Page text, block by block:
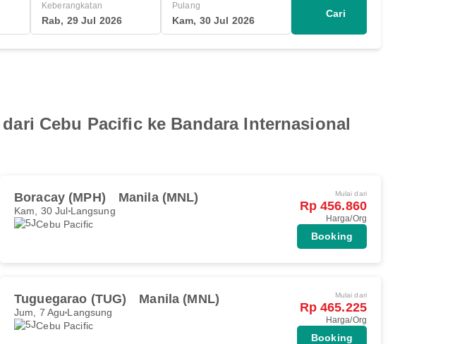
Keberangkatan
Rab, 29 Jul 2026
Pulang
Kam, 30 Jul 2026
Cari
Cebu Pacific ke Bandara Internasional
Boracay (MPH) Manila (MNL)
Kam, 30 Jul Langsung
Cebu Pacific
Mulai dari
Rp 456.860
Harga/Org
Booking
Tuguegarao (TUG) Manila (MNL)
Jum, 7 Agu Langsung
Cebu Pacific
Mulai dari
Rp 465.225
Harga/Org
Booking